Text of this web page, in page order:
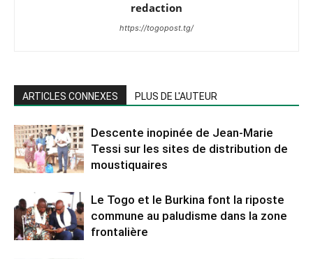
redaction
https://togopost.tg/
ARTICLES CONNEXES PLUS DE L'AUTEUR
Descente inopinée de Jean-Marie
Tessi sur les sites de distribution de
moustiquaires
Le Togo et le Burkina font la riposte
commune au paludisme dans la zone
frontalière